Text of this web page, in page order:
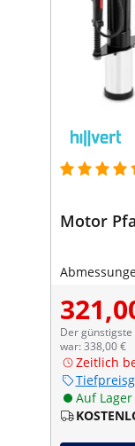
Motor
Der günstigste
war: 338,00 €
Zeitlich
Auf Lager